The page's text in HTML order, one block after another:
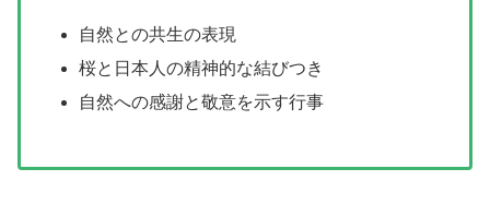
自然との共生の表現
桜と日本人の精神的な結びつき
自然への感謝と敬意を示す行事